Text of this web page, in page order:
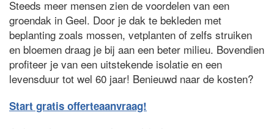
Steeds meer mensen zien de voordelen van een
groendak in Geel. Door je dak te bekleden met
beplanting zoals mossen, vetplanten of zelfs struiken
en bloemen draag je bij aan een beter milieu. Bovendien
profiteer je van een uitstekende isolatie en een
levensduur tot wel 60 jaar! Benieuwd naar de kosten?
Start gratis offerteaanvraag!